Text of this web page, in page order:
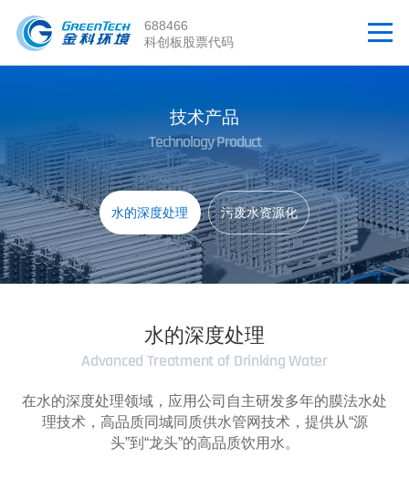
688466
科创板股票代码
技术产品
Technology Product
水的深度处理 污废水资源化
水的深度处理
Advanced Treatment of Drinking Water
在水的深度处理领域，应用公司自主研发多年的膜法水处
理技术， 高品质同城同质供水管网技术，提供从“源
头”到“龙头”的高品质饮用水。